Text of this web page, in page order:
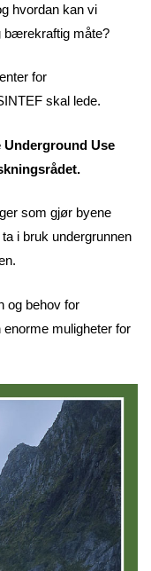
hvordan kan vi
bærekraftig måte?
for
skal lede.
Underground Use
som gjør byene
i bruk undergrunnen
og behov for
muligheter for